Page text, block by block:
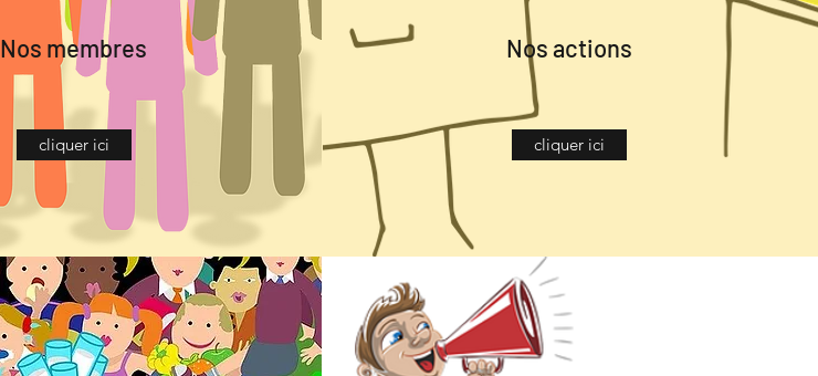
Nos membres
cliquer ici
Nos actions
cliquer ici